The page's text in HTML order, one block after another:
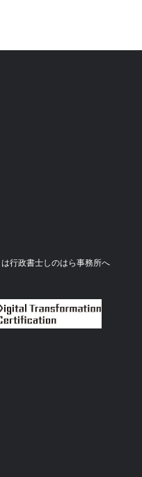
行政書士しのはら事務所へ